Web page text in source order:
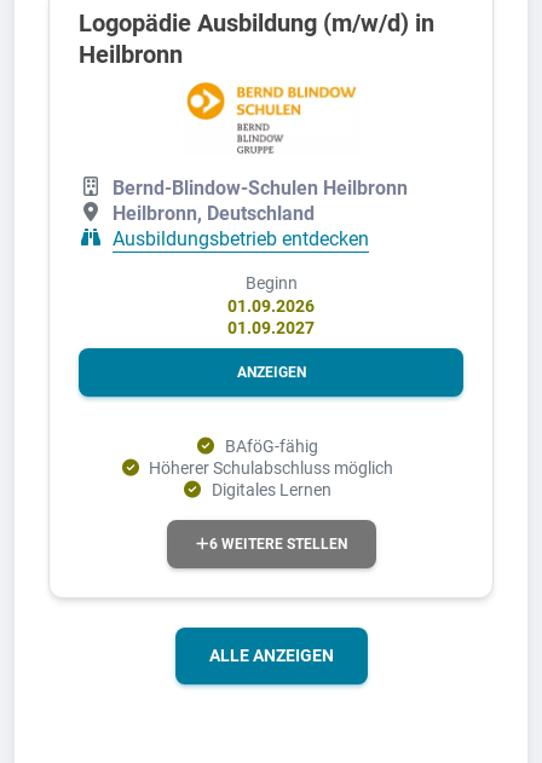
Logopädie Ausbildung (m/w/d) in
Heilbronn
Bernd-Blindow-Schulen Heilbronn
Heilbronn, Deutschland
Ausbildungsbetrieb entdecken
Beginn
01.09.2026
01.09.2027
ANZEIGEN
BAföG-fähig
Höherer Schulabschluss möglich
Digitales Lernen
6 WEITERE STELLEN
ALLE ANZEIGEN